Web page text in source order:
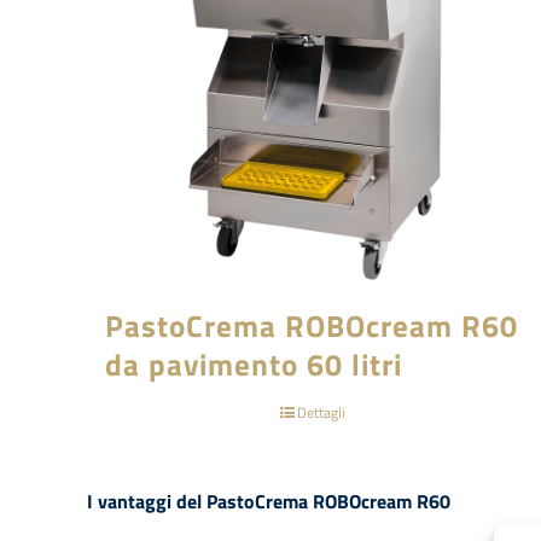
PastoCrema ROBOcream R60
da pavimento 60 litri
Dettagli
I vantaggi del PastoCrema ROBOcream R60